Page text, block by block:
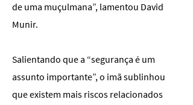
de uma muçulmana”, lamentou David
Munir.
Salientando que a “segurança é um
assunto importante”, o imã sublinhou
que existem mais riscos relacionados